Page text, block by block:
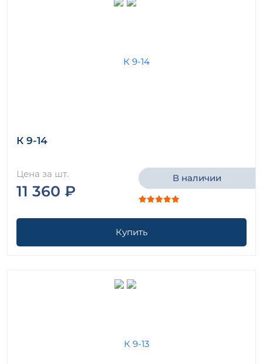
К 9-14
Цена за шт.
11 360 ₽
В наличии
Купить